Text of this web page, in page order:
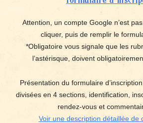
Attention, un compte Google n’est
cliquer, puis de remplir le
*Obligatoire vous signale que les
l’astérisque, doivent
Présentation du formulaire
divisées en 4 sections, identification,
rendez-vous et
Voir une description détaillée de